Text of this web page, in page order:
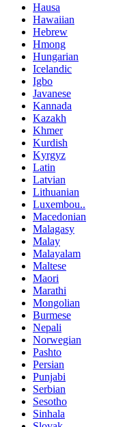
Hausa
Hawaiian
Hebrew
Hmong
Hungarian
Icelandic
Igbo
Javanese
Kannada
Kazakh
Khmer
Kurdish
Kyrgyz
Latin
Latvian
Lithuanian
Luxembou..
Macedonian
Malagasy
Malay
Malayalam
Maltese
Maori
Marathi
Mongolian
Burmese
Nepali
Norwegian
Pashto
Persian
Punjabi
Serbian
Sesotho
Sinhala